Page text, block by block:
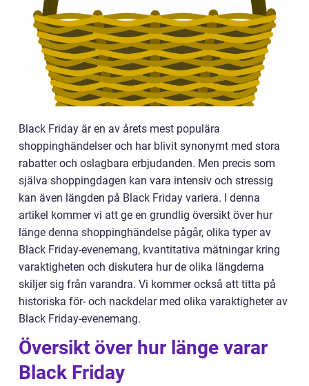
Black Friday är en av årets mest populära
shoppinghändelser och har blivit synonymt med stora
rabatter och oslagbara erbjudanden. Men precis som
själva shoppingdagen kan vara intensiv och stressig
kan även längden på Black Friday variera. I denna
artikel kommer vi att ge en grundlig översikt över hur
länge denna shoppinghändelse pågår, olika typer av
Black Friday-evenemang, kvantitativa mätningar kring
varaktigheten och diskutera hur de olika längderna
skiljer sig från varandra. Vi kommer också att titta på
historiska för- och nackdelar med olika varaktigheter av
Black Friday-evenemang.
Översikt över hur länge varar
Black Friday